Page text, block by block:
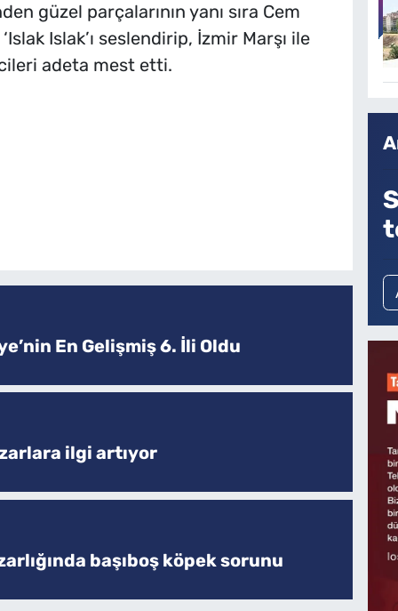
güzel parçalarının yanı sıra Cem
Islak’ı seslendirip, İzmir Marşı ile
adeta mest etti.
En Gelişmiş 6. İli Oldu
ilgi artıyor
başıboş köpek sorunu